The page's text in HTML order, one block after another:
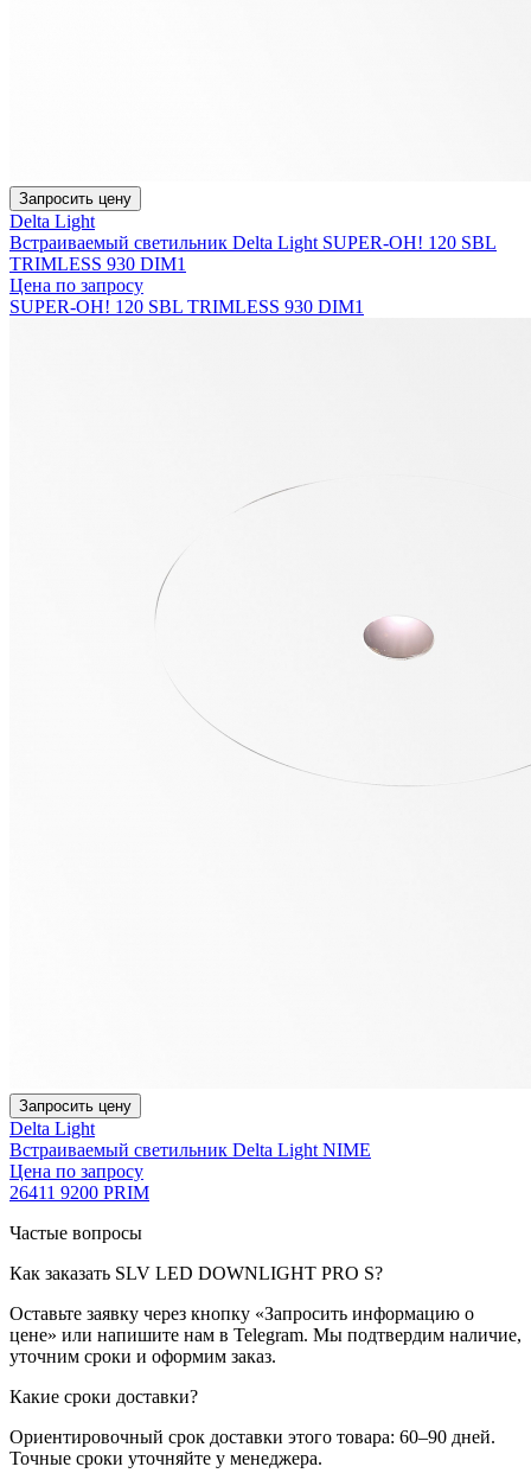
Запросить цену
Delta Light
Встраиваемый светильник Delta Light SUPER-OH! 120 SBL
TRIMLESS 930 DIM1
Цена по запросу
SUPER-OH! 120 SBL TRIMLESS 930 DIM1
Запросить цену
Delta Light
Встраиваемый светильник Delta Light NIME
Цена по запросу
26411 9200 PRIM
Частые вопросы
Как заказать SLV LED DOWNLIGHT PRO S?
Оставьте заявку через кнопку «Запросить информацию о
цене» или напишите нам в Telegram. Мы подтвердим наличие,
уточним сроки и оформим заказ.
Какие сроки доставки?
Ориентировочный срок доставки этого товара: 60–90 дней.
Точные сроки уточняйте у менеджера.